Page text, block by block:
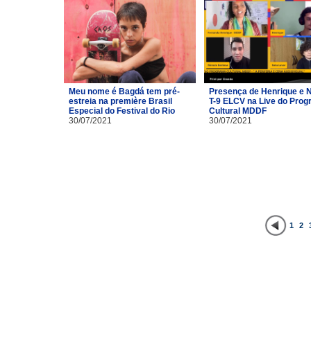
Meu nome é Bagdá tem pré-
estreia na première Brasil
Especial do Festival do Rio
30/07/2021
Presença de Henrique e
T-9 ELCV na Live do
Cultural MDDF
30/07/2021
1 2